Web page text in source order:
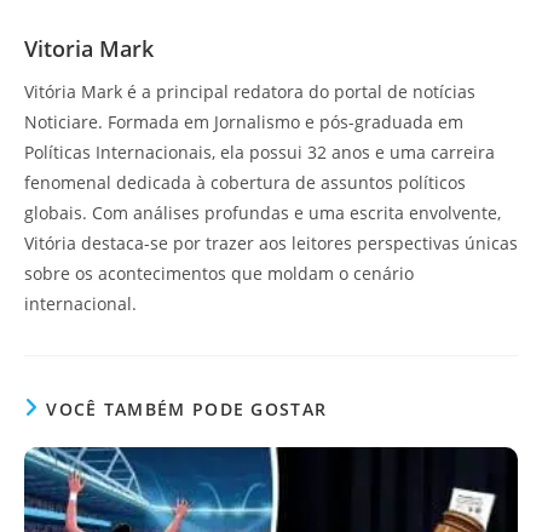
Vitoria Mark
Vitória Mark é a principal redatora do portal de notícias
Noticiare. Formada em Jornalismo e pós-graduada em
Políticas Internacionais, ela possui 32 anos e uma carreira
fenomenal dedicada à cobertura de assuntos políticos
globais. Com análises profundas e uma escrita envolvente,
Vitória destaca-se por trazer aos leitores perspectivas únicas
sobre os acontecimentos que moldam o cenário
internacional.
VOCÊ TAMBÉM PODE GOSTAR